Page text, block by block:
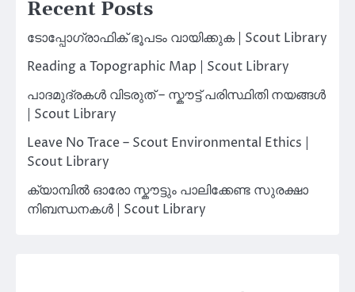
Recent Posts
ടോപ്പോഗ്രാഫിക് ഭൂപടം വായിക്കുക | Scout Library
Reading a Topographic Map | Scout Library
പാദമുദ്രകൾ വിടരുത് – സ്കൗട്ട് പരിസ്ഥിതി നയങ്ങൾ
| Scout Library
Leave No Trace – Scout Environmental Ethics |
Scout Library
ക്യാമ്പിൽ ഓരോ സ്കൗട്ടും പാലിക്കേണ്ട സുരക്ഷാ
നിബന്ധനകൾ | Scout Library